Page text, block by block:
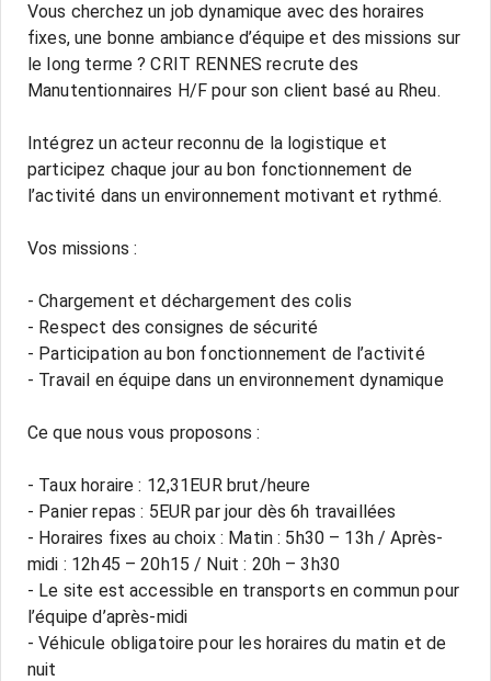
Vous cherchez un job dynamique avec des horaires
fixes, une bonne ambiance d’équipe et des missions sur
le long terme ? CRIT RENNES recrute des
Manutentionnaires H/F pour son client basé au Rheu.
Intégrez un acteur reconnu de la logistique et
participez chaque jour au bon fonctionnement de
l’activité dans un environnement motivant et rythmé.
Vos missions :
- Chargement et déchargement des colis
- Respect des consignes de sécurité
- Participation au bon fonctionnement de l’activité
- Travail en équipe dans un environnement dynamique
Ce que nous vous proposons :
- Taux horaire : 12,31EUR brut/heure
- Panier repas : 5EUR par jour dès 6h travaillées
- Horaires fixes au choix : Matin : 5h30 – 13h / Après-
midi : 12h45 – 20h15 / Nuit : 20h – 3h30
- Le site est accessible en transports en commun pour
l’équipe d’après-midi
- Véhicule obligatoire pour les horaires du matin et de
nuit